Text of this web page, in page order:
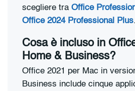
scegliere tra Office
Office 2024 Professional Plus.
Cosa è incluso in
Home & Business?
Office 2021 per Mac in
Business include cinque